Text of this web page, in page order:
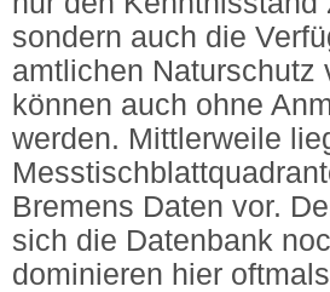
sondern auch die
amtlichen Naturschutz
können auch ohne
werden. Mittlerweile
Bremens Daten vor.
sich die Datenbank
dominieren hier